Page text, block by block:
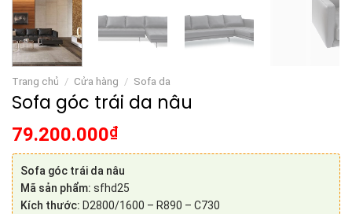
Trang chủ / Cửa hàng / Sofa da
Sofa góc trái da nâu
79.200.000₫
Sofa góc trái da nâu
Mã sản phẩm: sfhd25
Kích thước: D2800/1600 – R890 – C730